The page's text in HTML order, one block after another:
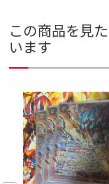
この商品を見
います